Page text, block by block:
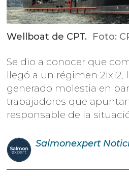
Wellboat de CPT. Foto:
Se dio a conocer que
llegó a un régimen
generado molestia en
trabajadores que
responsable de la
Salmonexpert